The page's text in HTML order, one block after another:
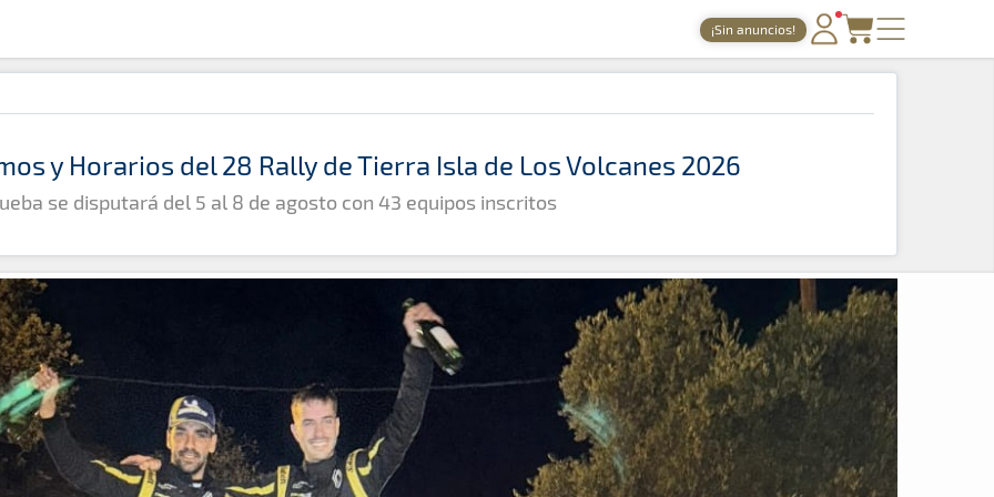
¡Sin anuncios!
PORTADA
TIEMPOS ONLINE
GALERÍAS
TIENDA
ARCHIVO
y Horarios del 28 Rally de Tierra Isla de Los Volcanes 2026
se disputará del 5 al 8 de agosto con 43 equipos inscritos